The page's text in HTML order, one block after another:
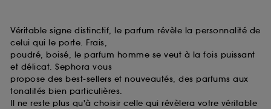
Véritable signe distinctif, le parfum révèle la personnalité de
celui qui le porte. Frais,
poudré, boisé, le parfum homme se veut à la fois puissant
et délicat. Sephora vous
propose des best-sellers et nouveautés, des parfums aux
tonalités bien particulières.
Il ne reste plus qu'à choisir celle qui révèlera votre véritable